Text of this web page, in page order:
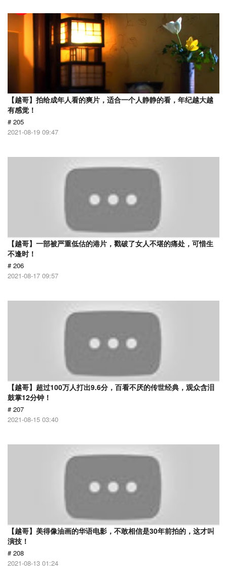
【越哥】拍给成年人看的爽片，适合一个人静静的看，年纪越大越
有感觉！
# 205
2021-08-19 09:47
【越哥】一部被严重低估的港片，戳破了女人不堪的痛处，可惜生
不逢时！
# 206
2021-08-17 09:57
【越哥】超过100万人打出9.6分，百看不厌的传世经典，观众含泪
鼓掌12分钟！
# 207
2021-08-15 03:40
【越哥】美得像油画的华语电影，不敢相信是30年前拍的，这才叫
演技！
# 208
2021-08-13 01:24